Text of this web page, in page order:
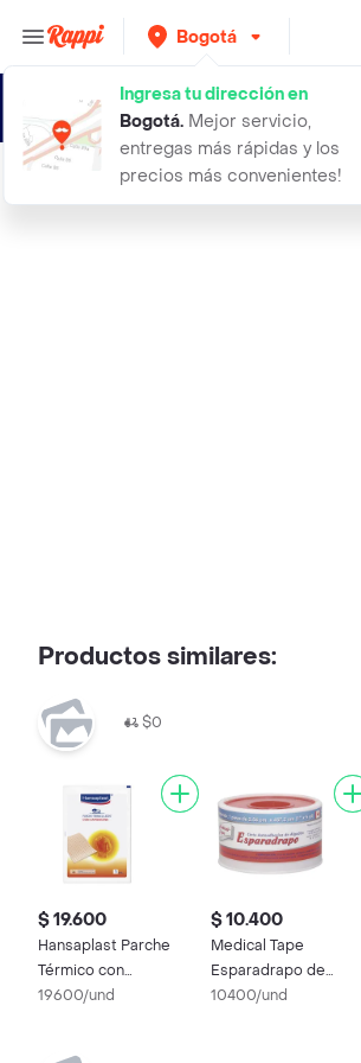
Bogotá
Ingresa tu dirección en
Bogotá. Mejor servicio,
entregas más rápidas y los
precios más convenientes!
mp promedical cinta microporosa
Productos similares:
$0
$ 19.600
Hansaplast Parche
Térmico con
Capsaicina
19600/und
$ 10.400
Medical Tape
Esparadrapo de
Algodón
10400/und